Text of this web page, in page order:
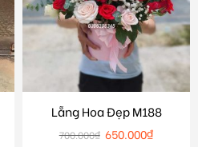
Lẵng Hoa Đẹp M188
700.000₫ 650.000₫